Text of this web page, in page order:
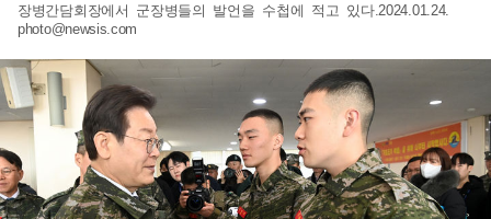
장병간담회장에서 군장병들의 발언을 수첩에 적고 있다.2024.01.24.
photo@newsis.com